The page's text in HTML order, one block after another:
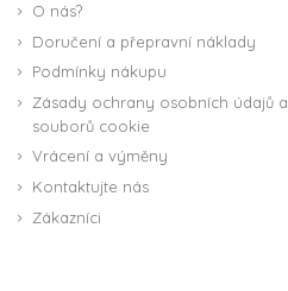
O nás?
Doručení a přepravní náklady
Podmínky nákupu
Zásady ochrany osobních údajů a
souborů cookie
Vrácení a výměny
Kontaktujte nás
Zákazníci